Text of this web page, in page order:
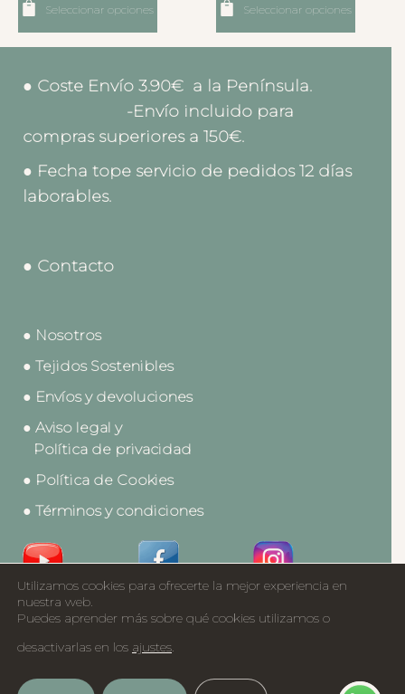
Seleccionar opciones Seleccionar opciones
● Coste Envío 3.90€ a la Península.
-Envío incluido para
compras superiores a 150€.
● Fecha tope servicio de pedidos 12 días
laborables.
● Contacto
● Nosotros
● Tejidos Sostenibles
● Envíos y devoluciones
● Aviso legal y
Política de privacidad
● Política de Cookies
● Términos y condiciones
Acceso a Profesionales
Catálogos
Utilizamos cookies para ofrecerte la mejor experiencia en
nuestra web.
Puedes aprender más sobre qué cookies utilizamos o
desactivarlas en los ajustes